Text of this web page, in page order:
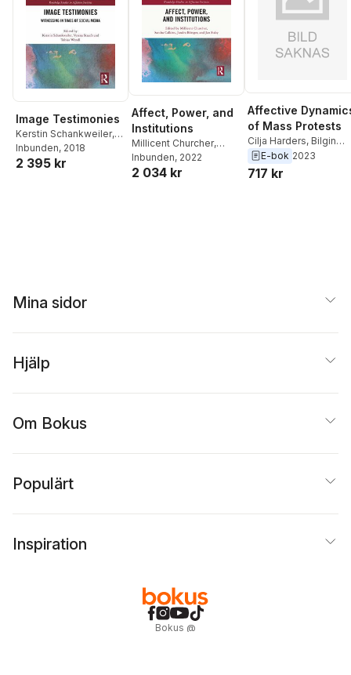
Image Testimonies
Kerstin Schankweiler,
Verena Straub,
Wendl
Inbunden, 2018
2 395 kr
Affect, Power, and
Institutions
Millicent Churcher,
Sandra Calkins,
Böttger, Jan Slaby
Inbunden, 2022
2 034 kr
Affective
of Mass Protests
Cilja Harders, Bilgin
AyataE-bok 2023
717 kr
Mina sidor
Hjälp
Om Bokus
Populärt
Inspiration
Bokus @